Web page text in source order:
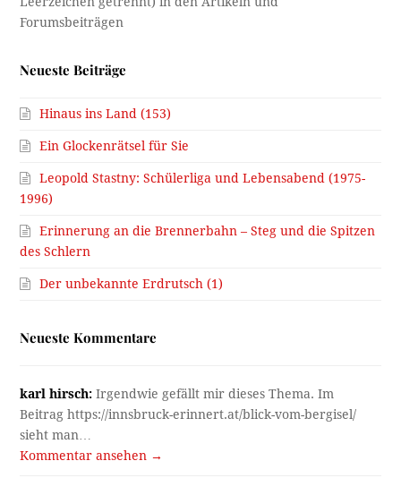
Neueste Beiträge
Hinaus ins Land (153)
Ein Glockenrätsel für Sie
Leopold Stastny: Schülerliga und Lebensabend (1975-
1996)
Erinnerung an die Brennerbahn – Steg und die Spitzen
des Schlern
Der unbekannte Erdrutsch (1)
Neueste Kommentare
karl hirsch: Irgendwie gefällt mir dieses Thema. Im
Beitrag https://innsbruck-erinnert.at/blick-vom-bergisel/
sieht man…
Kommentar ansehen →